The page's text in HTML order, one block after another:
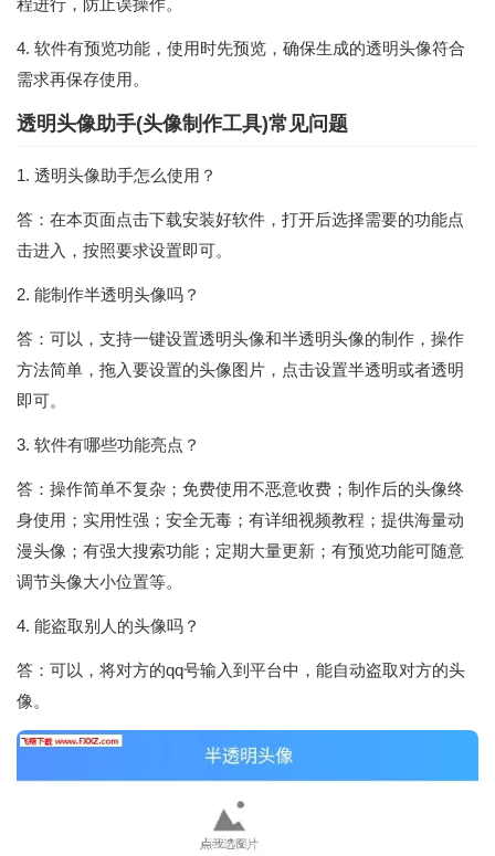
4. 软件有预览功能，使用时先预览，确保生成的透明头像符合
需求再保存使用。
透明头像助手(头像制作工具)常见问题
1. 透明头像助手怎么使用？
答：在本页面点击下载安装好软件，打开后选择需要的功能点
击进入，按照要求设置即可。
2. 能制作半透明头像吗？
答：可以，支持一键设置透明头像和半透明头像的制作，操作
方法简单，拖入要设置的头像图片，点击设置半透明或者透明
即可。
3. 软件有哪些功能亮点？
答：操作简单不复杂；免费使用不恶意收费；制作后的头像终
身使用；实用性强；安全无毒；有详细视频教程；提供海量动
漫头像；有强大搜索功能；定期大量更新；有预览功能可随意
调节头像大小位置等。
4. 能盗取别人的头像吗？
答：可以，将对方的qq号输入到平台中，能自动盗取对方的头
像。